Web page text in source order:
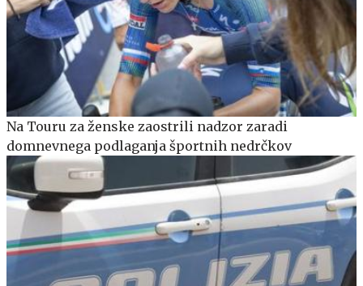
Na Touru za ženske zaostrili nadzor zaradi
domnevnega podlaganja športnih nedrčkov